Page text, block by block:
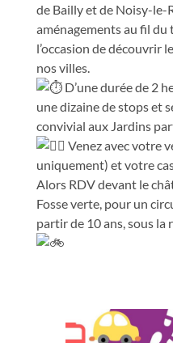
de Bailly et de Noisy-
aménagements au fil du
l’occasion de découvrir
nos villes.
D’une durée de 2
une dizaine de stops et
convivial aux Jardins
Venez avec votre
uniquement) et votre
Alors RDV devant le
Fosse verte, pour un
partir de 10 ans, sous la